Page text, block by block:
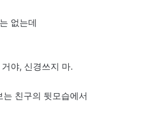
없는데
야, 신경쓰지 마.
친구의 뒷모습에서